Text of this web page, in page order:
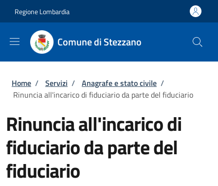
Regione Lombardia
Comune di Stezzano
Briciole di pane
Home / Servizi / Anagrafe e stato civile /
Rinuncia all'incarico di fiduciario da parte del fiduciario
Rinuncia all'incarico di
fiduciario da parte del
fiduciario